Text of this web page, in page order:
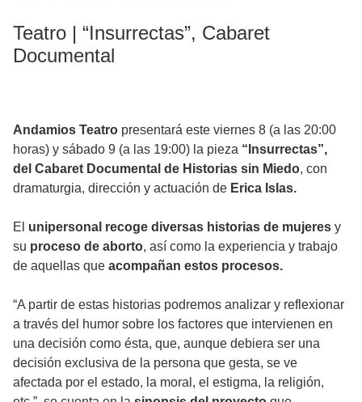
Teatro | “Insurrectas”, Cabaret
Documental
Andamios Teatro presentará este viernes 8 (a las 20:00
horas) y sábado 9 (a las 19:00) la pieza “Insurrectas”,
del Cabaret Documental de Historias sin Miedo, con
dramaturgia, dirección y actuación de Erica Islas.
El unipersonal recoge diversas historias de mujeres y
su proceso de aborto, así como la experiencia y trabajo
de aquellas que acompañan estos procesos.
“A partir de estas historias podremos analizar y reflexionar
a través del humor sobre los factores que intervienen en
una decisión como ésta, que, aunque debiera ser una
decisión exclusiva de la persona que gesta, se ve
afectada por el estado, la moral, el estigma, la religión,